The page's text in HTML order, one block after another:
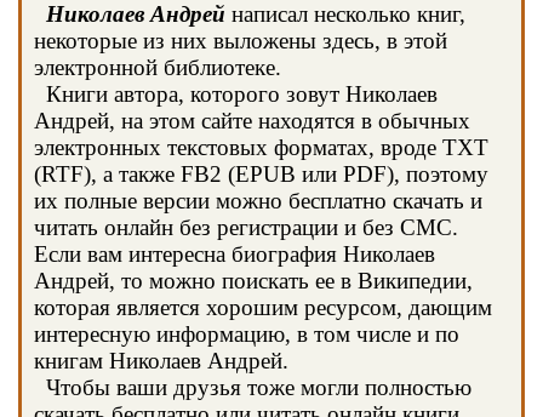
Николаев Андрей написал несколько книг,
некоторые из них выложены здесь, в этой
электронной библиотеке.
Книги автора, которого зовут Николаев
Андрей, на этом сайте находятся в обычных
электронных текстовых форматах, вроде TXT
(RTF), а также FB2 (EPUB или PDF), поэтому
их полные версии можно бесплатно скачать и
читать онлайн без регистрации и без СМС.
Если вам интересна биография Николаев
Андрей, то можно поискать ее в Википедии,
которая является хорошим ресурсом, дающим
интересную информацию, в том числе и по
книгам Николаев Андрей.
Чтобы ваши друзья тоже могли полностью